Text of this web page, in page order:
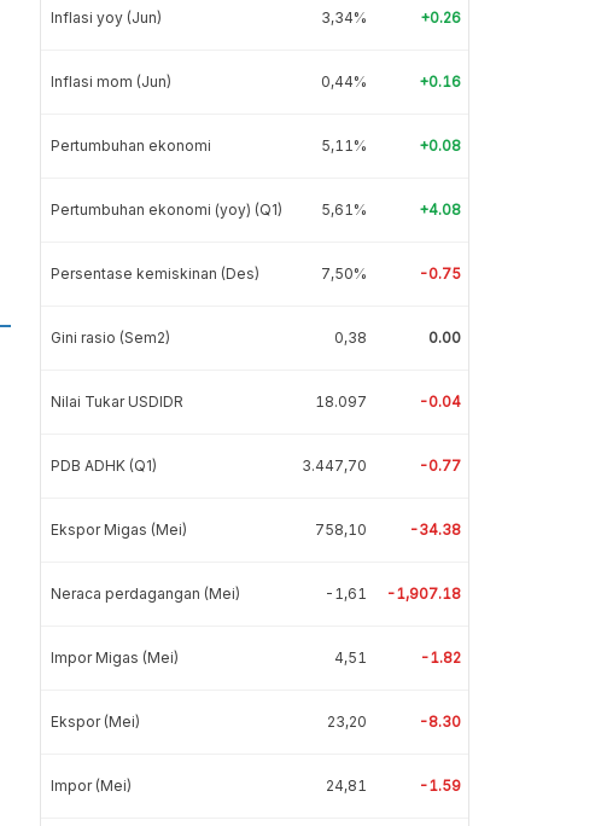
Inflasi yoy (Jun) 3,34% +0.26
Inflasi mom (Jun) 0,44% +0.16
Pertumbuhan ekonomi 5,11% +0.08
Pertumbuhan ekonomi (yoy) (Q1) 5,61% +4.08
Persentase kemiskinan (Des) 7,50% -0.75
Gini rasio (Sem2) 0,38 0.00
Nilai Tukar USDIDR 18.097 -0.04
PDB ADHK (Q1) 3.447,70 -0.77
Ekspor Migas (Mei) 758,10 -34.38
Neraca perdagangan (Mei) -1,61 -1,907.18
Impor Migas (Mei) 4,51 -1.82
Ekspor (Mei) 23,20 -8.30
Impor (Mei) 24,81 -1.59